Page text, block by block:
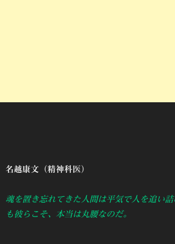
名越康文（精神科医）
魂を置き忘れてきた人間は平気で人を追い
も彼らこそ、本当は丸腰なのだ。